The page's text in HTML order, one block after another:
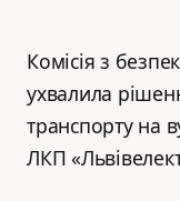
Комісія з
ухвалила
транспорту на
ЛКП